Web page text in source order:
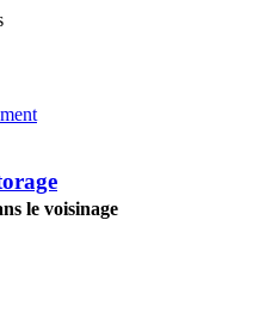
le voisinage